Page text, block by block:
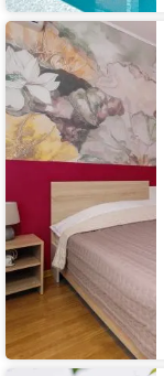
Гостевой
дом
Уютная